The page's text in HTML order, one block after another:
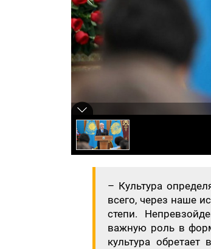
– Культура
всего, через наше
степи.
важную роль в
культура